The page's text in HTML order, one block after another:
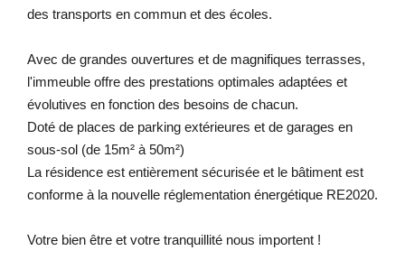
des transports en commun et des écoles.
Avec de grandes ouvertures et de magnifiques terrasses,
l'immeuble offre des prestations optimales adaptées et
évolutives en fonction des besoins de chacun.
Doté de places de parking extérieures et de garages en
sous-sol (de 15m² à 50m²)
La résidence est entièrement sécurisée et le bâtiment est
conforme à la nouvelle réglementation énergétique RE2020.
Votre bien être et votre tranquillité nous importent !